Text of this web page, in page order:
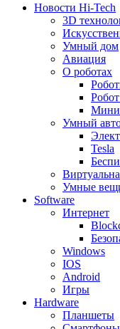
Новости Hi-Tech
3D
Умный дом
Авиация
О роботах
Мини
Умный
Tesla
Умные
Software
Интернет
Windows
IOS
Android
Игры
Hardware
Планшеты